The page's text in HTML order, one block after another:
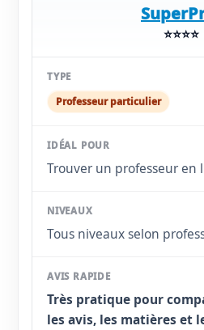
⭐⭐⭐⭐
Professeur particulier
Trouver un professeur en
Tous niveaux selon
Très pratique pour
les avis, les matières et